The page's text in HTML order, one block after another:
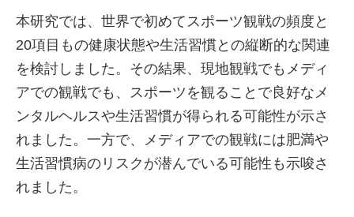
本研究では、世界で初めてスポーツ観戦の頻度と
20項目もの健康状態や生活習慣との縦断的な関連
を検討しました。その結果、現地観戦でもメディ
アでの観戦でも、スポーツを観ることで良好なメ
ンタルヘルスや生活習慣が得られる可能性が示さ
れました。一方で、メディアでの観戦には肥満や
生活習慣病のリスクが潜んでいる可能性も示唆さ
れました。